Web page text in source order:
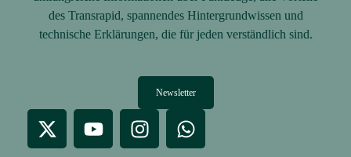
des Transrapid, spannendes Hintergrundwissen und
technische Erklärungen, die für jeden verständlich sind.
Newsletter